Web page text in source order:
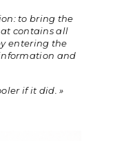
to bring the
contains all
entering the
and
if it did. »